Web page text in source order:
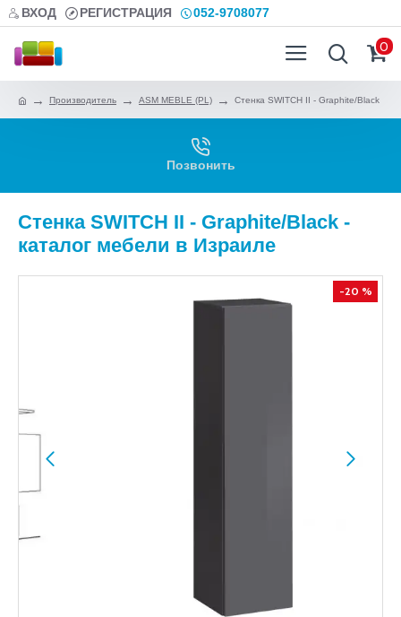
ВХОД РЕГИСТРАЦИЯ 052-9708077
0
Производитель ASM MEBLE (PL) Стенка SWITCH II - Graphite/Black
Позвонить
Стенка SWITCH II - Graphite/Black -
каталог мебели в Израиле
-20 %